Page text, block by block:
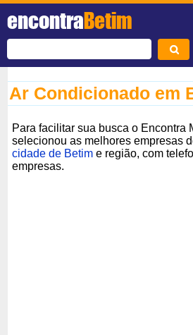
encontraBetim
Ar Condicionado em
Para facilitar sua busca o Encontra
selecionou as melhores empresas
cidade de Betim e região, com
empresas.